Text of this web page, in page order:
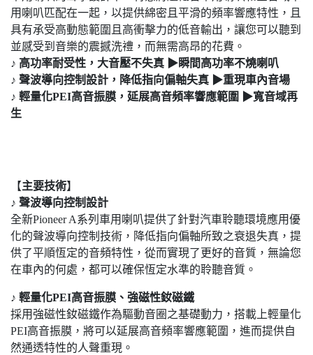
用喇叭匹配在一起，以提供綿密且平滑的頻率響應特性，且
具有承受高動態範圍且高衝擊力的低音輸出，讓您可以聽到
並感受到音樂的震撼洗禮，而無需高昂的花費。
♪ 高功率耐受性，大音壓不失真 ▶瞬間高功率不燒喇叭
♪ 聲波導向控制設計，降低指向偏軸失真 ▶重現車內音場
♪ 輕量化PEI高音振膜，延展高音頻率響應範圍 ▶寬音域再
生
【主要技術】
♪ 聲波導向控制設計
全新Pioneer A系列車用喇叭提供了針對汽車聆聽環境應用優
化的聲波導向控制技術，降低指向偏軸所致之衰退失真，提
供了平順恆定的音頻特性，從而實現了更好的音質，無論您
在車內的何處，都可以確保恆定水準的聆聽音質。
♪ 輕量化PEI高音振膜、強磁性釹磁鐵
採用強磁性釹磁鐵作為驅動音圈之基礎動力，搭載上輕量化
PEI高音振膜，將可以延展高音頻率響應範圍，進而提供自
然通透特性的人聲重現。